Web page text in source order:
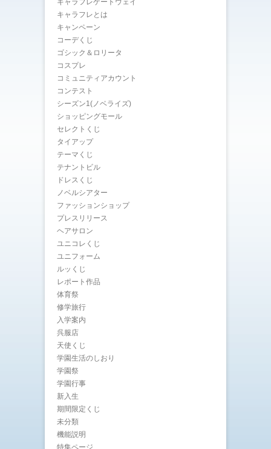
キャラフレゲートウェイ
キャラフレとは
キャンペーン
コーデくじ
ゴシック＆ロリータ
コスプレ
コミュニティアカウント
コンテスト
シーズン1(ノベライズ)
ショッピングモール
セレクトくじ
タイアップ
テーマくじ
テナントビル
ドレスくじ
ノベルシアター
ファッションショップ
プレスリリース
ヘアサロン
ユニコレくじ
ユニフォーム
ルッくじ
レポート作品
体育祭
修学旅行
入学案内
呉服店
天使くじ
学園生活のしおり
学園祭
学園行事
新入生
期間限定くじ
未分類
機能説明
特集ページ